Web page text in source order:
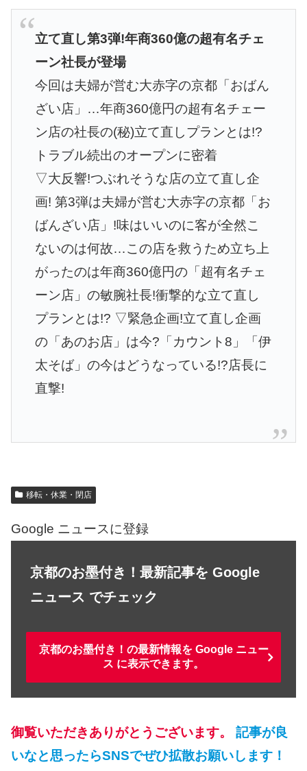
立て直し第3弾!年商360億の超有名チェ
ーン社長が登場
今回は夫婦が営む大赤字の京都「おばん
ざい店」…年商360億円の超有名チェー
ン店の社長の(秘)立て直しプランとは!?
トラブル続出のオープンに密着
▽大反響!つぶれそうな店の立て直し企
画! 第3弾は夫婦が営む大赤字の京都「お
ばんざい店」!味はいいのに客が全然こ
ないのは何故…この店を救うため立ち上
がったのは年商360億円の「超有名チェ
ーン店」の敏腕社長!衝撃的な立て直し
プランとは!? ▽緊急企画!立て直し企画
の「あのお店」は今?「カウント8」「伊
太そば」の今はどうなっている!?店長に
直撃!
移転・休業・閉店
Google ニュースに登録
京都のお墨付き！最新記事を Google
ニュース でチェック
京都のお墨付き！の最新情報を Google ニュー
ス に表示できます。
御覧いただきありがとうございます。
記事が良
いなと思ったらSNSでぜひ拡散お願いします！